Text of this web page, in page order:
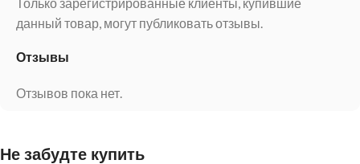
Отзывы
Отзывов пока нет.
Только зарегистрированные клиенты, купившие
данный товар, могут публиковать отзывы.
Не забудте купить